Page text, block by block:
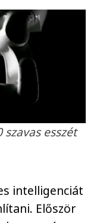
esszét
intelligenciát
Először